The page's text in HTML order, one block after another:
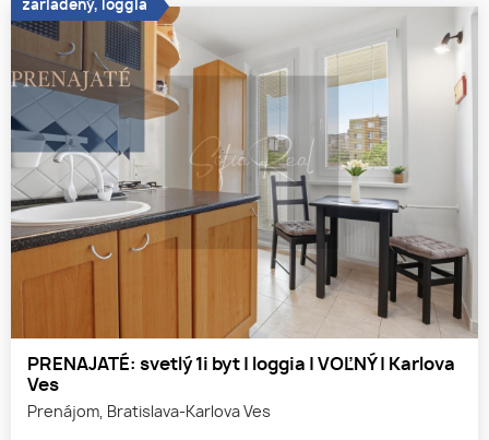
PRENAJATÉ: svetlý 1i byt | loggia | VOĽNÝ | Karlova
Ves
Prenájom, Bratislava-Karlova Ves
zariadený, loggia